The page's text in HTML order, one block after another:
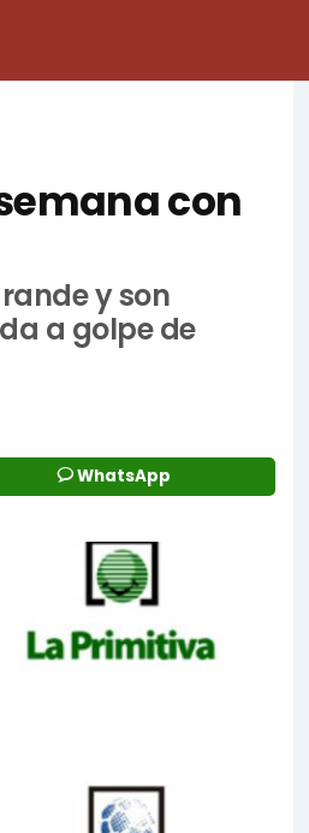
con
y son
a golpe de
WhatsApp